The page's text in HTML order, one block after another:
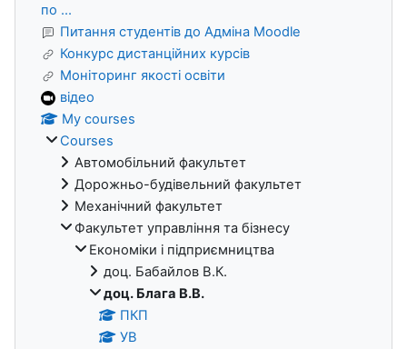
по ...
Питання студентів до Адміна Moodle
Конкурс дистанційних курсів
Моніторинг якості освіти
відео
My courses
Courses
Автомобільний факультет
Дорожньо-будівельний факультет
Механічний факультет
Факультет управління та бізнесу
Економіки i підприємництва
доц. Бабайлов В.К.
доц. Блага В.В.
ПКП
УВ